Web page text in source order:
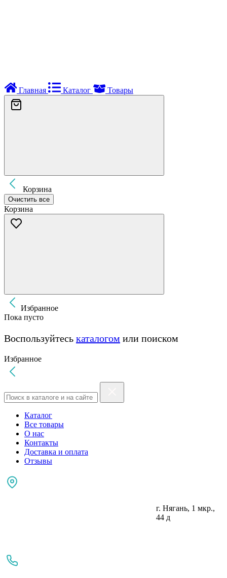
Главная Каталог Товары
Корзина
Очистить все
Корзина
Избранное
Пока пусто
Воспользуйтесь каталогом или поиском
Избранное
Каталог
Все товары
О нас
Контакты
Доставка и оплата
Отзывы
г. Нягань, 1 мкр.,
44 д